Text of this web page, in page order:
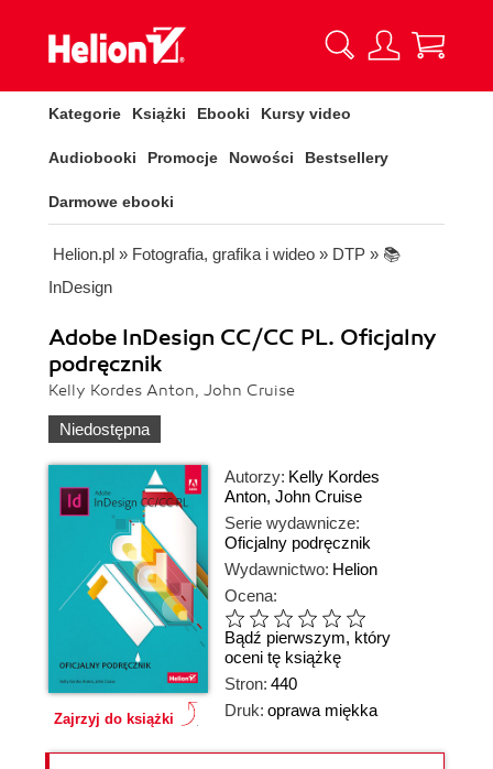
Kategorie Książki Ebooki Kursy video
Audiobooki Promocje Nowości Bestsellery
Darmowe ebooki
Helion.pl » Fotografia, grafika i wideo » DTP » 📚
InDesign
Adobe InDesign CC/CC PL. Oficjalny
podręcznik
Kelly Kordes Anton, John Cruise
Niedostępna
Zajrzyj do książki
Autorzy: Kelly Kordes
Anton, John Cruise
Serie wydawnicze:
Oficjalny podręcznik
Wydawnictwo: Helion
Ocena:
Bądź pierwszym, który
oceni tę książkę
Stron: 440
Druk: oprawa miękka